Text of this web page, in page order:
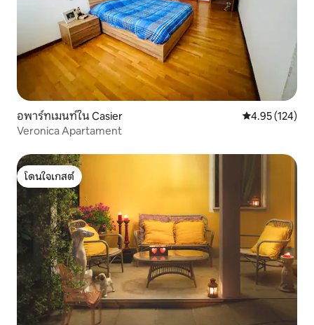
อพาร์ทเมนท์ใน Casier คะแนนเฉลี่ย
4.95 (124)
Veronica Apartament
โดนใจเกสต์
โดนใจเกสต์